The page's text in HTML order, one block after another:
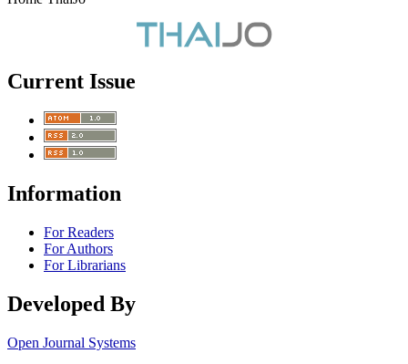
Current Issue
Information
For Readers
For Authors
For Librarians
Developed By
Open Journal Systems